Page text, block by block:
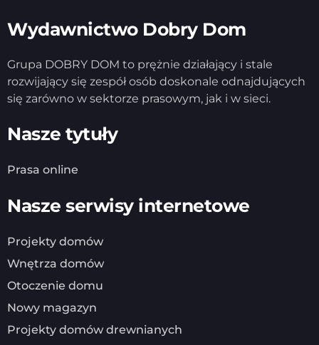
Wydawnictwo Dobry Dom
Grupa DOBRY DOM to prężnie działający i stale
rozwijający się zespół osób doskonale odnajdujących
się zarówno w sektorze prasowym, jak i w sieci.
Nasze tytuły
Prasa online
Nasze serwisy internetowe
Projekty domów
Wnętrza domów
Otoczenie domu
Nowy magazyn
Projekty domów drewnianych